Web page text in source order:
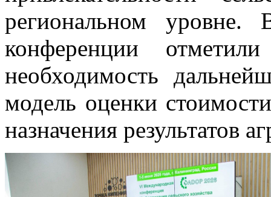
региональном уровне.
конференции отметили
необходимость
модель оценки
назначения результатов